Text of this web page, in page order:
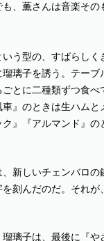
、薫さんは音楽その
う型の、すばらしく
璃子を誘う。テーブ
とに二種類ずつ食べ
』のときは生ハム
』『アルマンド』の
新しいチェンバロの
刻んだのだ。それが
璃子は、最後に『や